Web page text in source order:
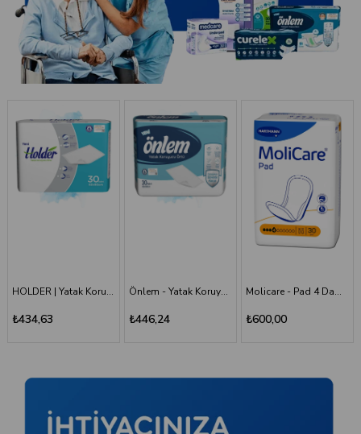
Önlem - Yatak Koruyucu 60*90 - 30'lu Paket
₺446,24
Molicare - Pad 4 Damla - Mesane Pedi
₺600,00
Holder - Belbantlı Hasta Bezi - S - 120 Adet, 4 Paket
₺1.660,00